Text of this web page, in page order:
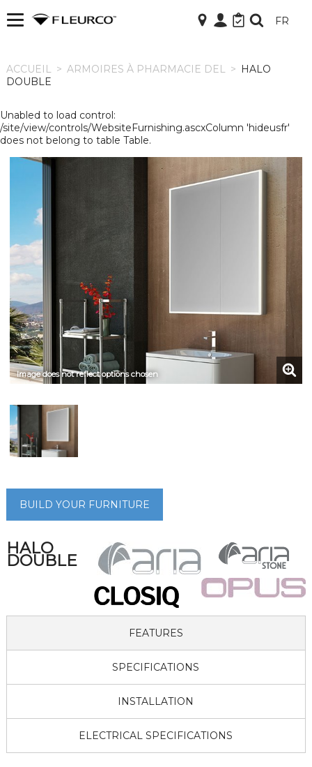
ACCUEIL FR
ACCUEIL > ARMOIRES À PHARMACIE DEL > HALO
DOUBLE
Unabled to load control:
/site/view/controls/WebsiteFurnishing.ascxColumn 'hideusfr'
does not belong to table Table.
Image does not reflect options chosen
BUILD YOUR FURNITURE
HALO
DOUBLE
FEATURES
SPECIFICATIONS
INSTALLATION
ELECTRICAL SPECIFICATIONS